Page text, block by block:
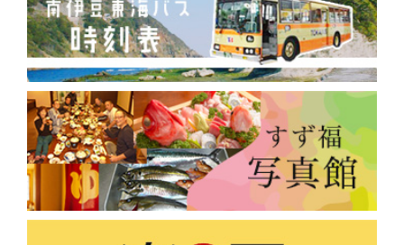
2017年12月(2)
2017年10月(3)
2017年9月(30)
2017年7月(13)